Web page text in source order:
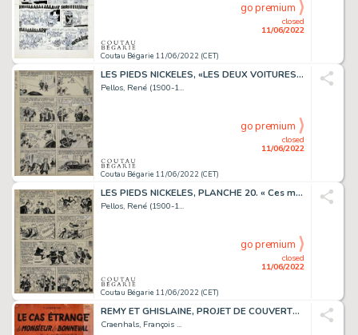
Coutau Bégarie 11/06/2022 (CET)
closed
11/06/2022
go premium
LES PIEDS NICKELES, «LES DEUX VOITURES STOPPERENT» Planche...
Pellos, René (1900-1...
Coutau Bégarie 11/06/2022 (CET)
closed
11/06/2022
go premium
LES PIEDS NICKELES, PLANCHE 20. « Ces messieurs s'en...
Pellos, René (1900-1...
Coutau Bégarie 11/06/2022 (CET)
closed
11/06/2022
go premium
REMY ET GHISLAINE, PROJET DE COUVERTURE DU TOME 1 «LE...
Craenhals, François ...